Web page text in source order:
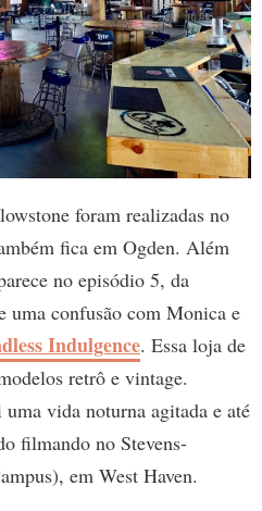
foram realizadas no
fica em Ogden. Além
no episódio 5, da
uma confusão com Monica e
Indulgence. Essa loja de
retrô e vintage.
vida noturna agitada e até
filmando no Stevens-
em West Haven.